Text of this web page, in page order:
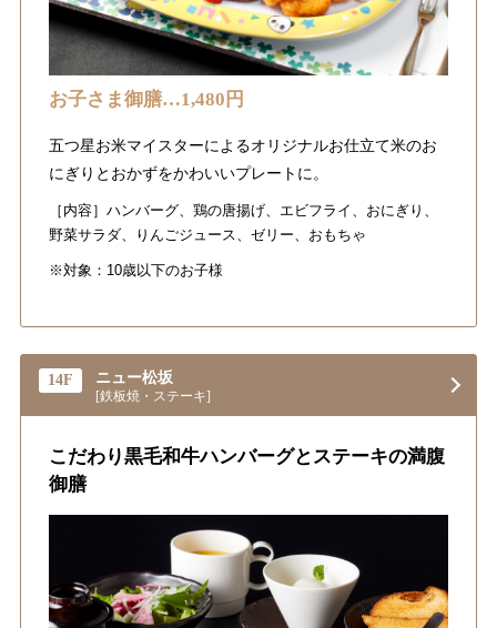
お子さま御膳…1,480円
五つ星お米マイスターによるオリジナルお仕立て米のお
にぎりとおかずをかわいいプレートに。
［内容］ハンバーグ、鶏の唐揚げ、エビフライ、おにぎり、
野菜サラダ、りんごジュース、ゼリー、おもちゃ
※対象：10歳以下のお子様
14F ニュー松坂
[鉄板焼・ステーキ]
こだわり黒毛和牛ハンバーグとステーキの満腹
御膳